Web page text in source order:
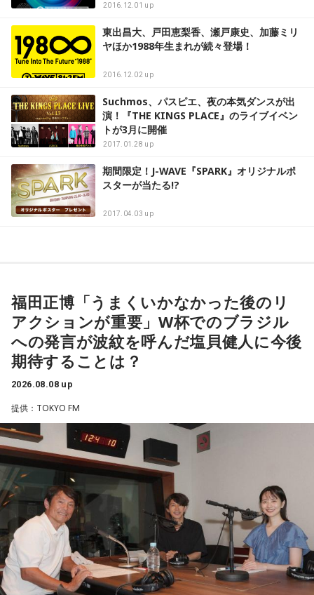
2016.12.01 up
東出昌大、戸田恵梨香、瀬戸康史、加藤ミリ
ヤほか1988年生まれが続々登場！
2016.12.02 up
Suchmos、パスピエ、夜の本気ダンスが出
演！『THE KINGS PLACE』のライブイベン
トが3月に開催
2017.01.28 up
期間限定！J-WAVE『SPARK』オリジナルポ
スターが当たる!?
2017.04.03 up
福田正博「うまくいかなかった後のリ
アクションが重要」W杯でのブラジル
への発言が波紋を呼んだ塩貝健人に今後
期待することは？
2026.08.08 up
提供：TOKYO FM